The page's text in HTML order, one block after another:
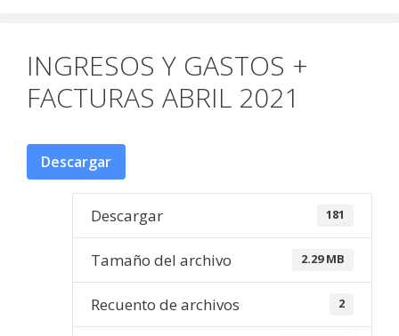
INGRESOS Y GASTOS +
FACTURAS ABRIL 2021
Descargar
Descargar 181
Tamaño del archivo 2.29 MB
Recuento de archivos 2